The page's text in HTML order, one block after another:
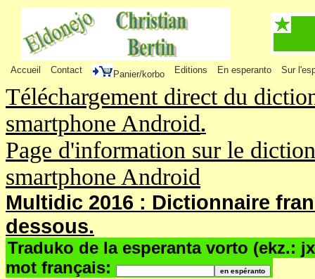
Accueil Contact Panier/korbo Editions En esperanto Sur
Téléchargement direct du
smartphone Android.
Page d'information sur le
smartphone Android
Multidic 2016 : Dictionnaire
dessous.
Traduko de la esperanta vorto (ekz.:
mot français: